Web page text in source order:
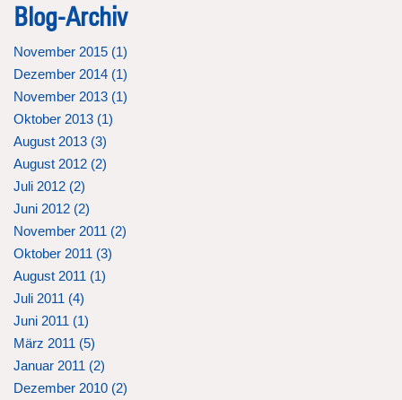
Blog-Archiv
November 2015 (1)
Dezember 2014 (1)
November 2013 (1)
Oktober 2013 (1)
August 2013 (3)
August 2012 (2)
Juli 2012 (2)
Juni 2012 (2)
November 2011 (2)
Oktober 2011 (3)
August 2011 (1)
Juli 2011 (4)
Juni 2011 (1)
März 2011 (5)
Januar 2011 (2)
Dezember 2010 (2)